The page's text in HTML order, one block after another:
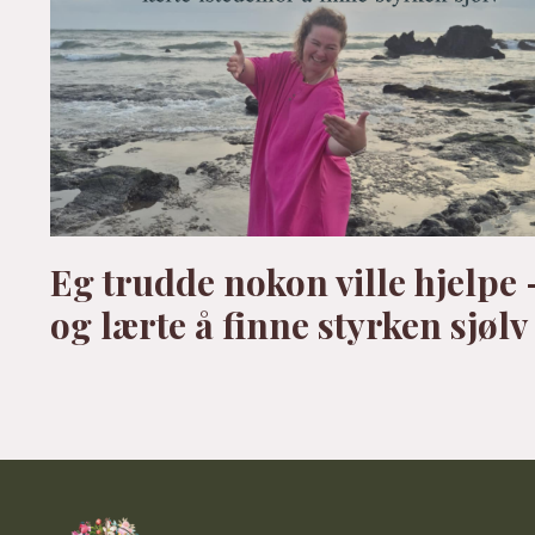
Eg trudde nokon ville hjelpe
og lærte å finne styrken sjølv